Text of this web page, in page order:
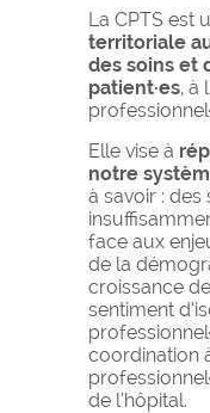
La CPTS est
territoriale
des soins et
patient·es, à
Elle vise à
notre
à savoir : des
face aux
de la
croissance
sentiment
coordination
de l’hôpital.